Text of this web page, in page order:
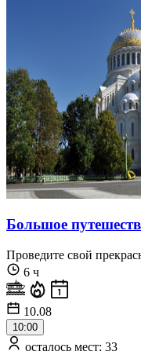
Большое
Проведите свой
6 ч
10.08
10:00
осталось мест: 33